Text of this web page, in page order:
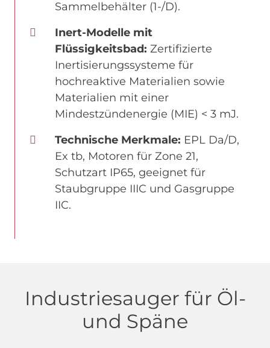
Sammelbehälter (1-/D).
Inert-Modelle mit
Flüssigkeitsbad: Zertifizierte
Inertisierungssysteme für
hochreaktive Materialien sowie
Materialien mit einer
Mindestzündenergie (MIE) < 3 mJ.
Technische Merkmale: EPL Da/D,
Ex tb, Motoren für Zone 21,
Schutzart IP65, geeignet für
Staubgruppe IIIC und Gasgruppe
IIC.
Industriesauger für Öl-
und Späne